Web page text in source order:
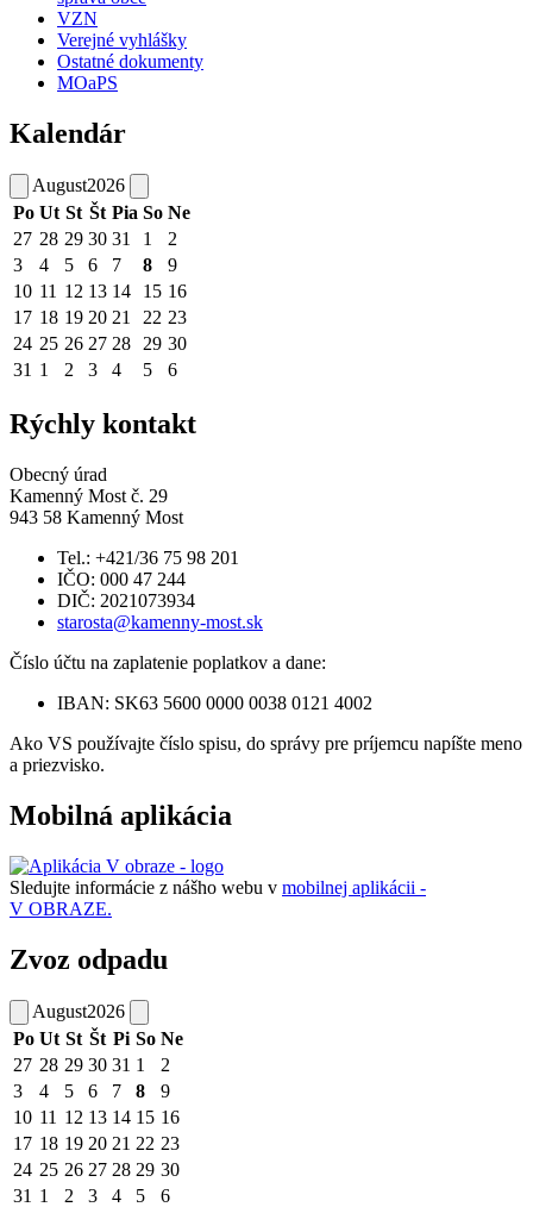
VZN
Verejné vyhlášky
Ostatné dokumenty
MOaPS
Kalendár
August2026
Po Ut St Št Pia So Ne
27 28 29 30 31 1
2
3
4 5 6 7 8
9
10 11 12 13 14 15 16
17 18 19 20 21 22 23
24 25 26 27 28 29 30
31 1 2 3 4 5 6
Rýchly kontakt
Obecný úrad
Kamenný Most č. 29
943 58 Kamenný Most
Tel.: +421/36 75 98 201
IČO: 000 47 244
DIČ: 2021073934
starosta@kamenny-most.sk
Číslo účtu na zaplatenie poplatkov a dane:
IBAN: SK63 5600 0000 0038 0121 4002
Ako VS používajte číslo spisu, do správy pre príjemcu napíšte meno
a priezvisko.
Mobilná aplikácia
Sledujte informácie z nášho webu v mobilnej aplikácii -
V OBRAZE.
Zvoz odpadu
August2026
Po Ut St Št Pi So Ne
27 28 29 30 31 1
2
3
4 5 6 7 8
9
10 11 12 13 14 15 16
17 18 19 20 21 22 23
24 25 26 27 28 29 30
31 1 2 3 4 5
6